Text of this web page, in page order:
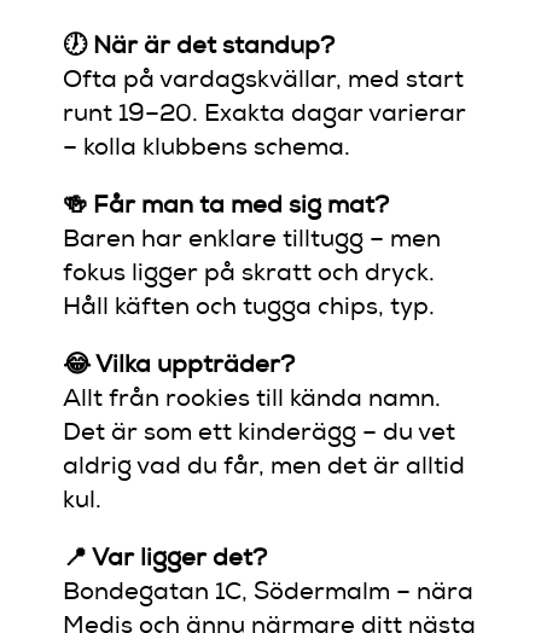
🕖 När är det standup?
Ofta på vardagskvällar, med start
runt 19–20. Exakta dagar varierar
– kolla klubbens schema.
🍻 Får man ta med sig mat?
Baren har enklare tilltugg – men
fokus ligger på skratt och dryck.
Håll käften och tugga chips, typ.
😂 Vilka uppträder?
Allt från rookies till kända namn.
Det är som ett kinderägg – du vet
aldrig vad du får, men det är alltid
kul.
📍 Var ligger det?
Bondegatan 1C, Södermalm – nära
Medis och ännu närmare ditt nästa